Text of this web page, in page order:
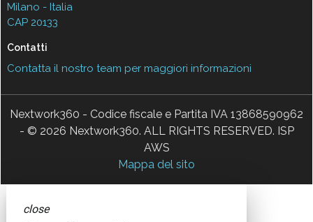
Milano - Italia
CAP 20133
Contatti
Contatta il nostro team per maggiori informazioni
Nextwork360 - Codice fiscale e Partita IVA 13868590962
- © 2026 Nextwork360. ALL RIGHTS RESERVED. ISP
AWS
Mappa del sito
close